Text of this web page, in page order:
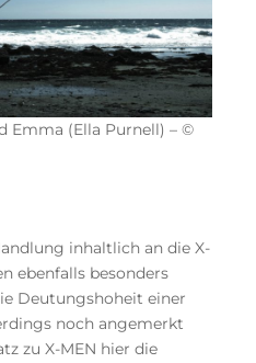
Emma (Ella Purnell) – ©
inhaltlich an die X-
ebenfalls besonders
Deutungshoheit einer
noch angemerkt
zu X-MEN hier die